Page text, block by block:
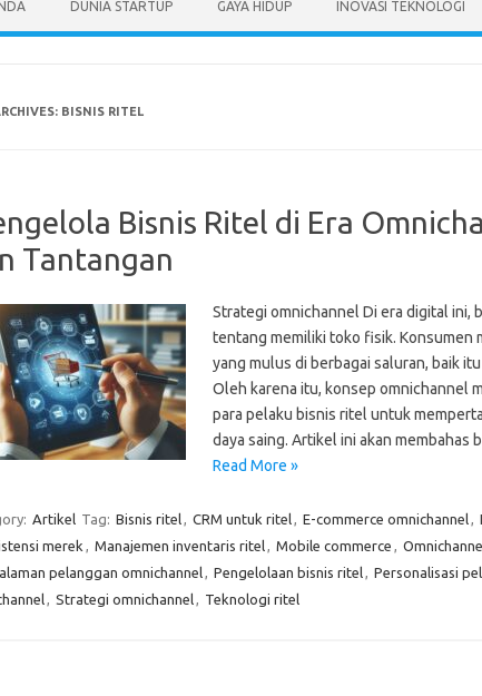
DUNIA STARTUP GAYA HIDUP INOVASI TEKNOLOGI
BISNIS RITEL
Bisnis Ritel di Era
Tantangan
Strategi omnichannel Di era digital ini,
tentang memiliki toko fisik. Konsumen
yang mulus di berbagai saluran, baik
Oleh karena itu, konsep omnichannel
para pelaku bisnis ritel untuk
daya saing. Artikel ini akan membahas
Read More »
Artikel Tag: Bisnis ritel, CRM untuk ritel, E-commerce omnichannel,
merek , Manajemen inventaris ritel, Mobile commerce ,
pelanggan omnichannel, Pengelolaan bisnis ritel, Personalisasi
, Strategi omnichannel, Teknologi ritel